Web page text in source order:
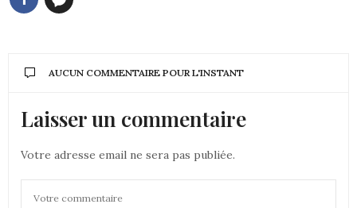
AUCUN COMMENTAIRE POUR L'INSTANT
Laisser un commentaire
Votre adresse email ne sera pas publiée.